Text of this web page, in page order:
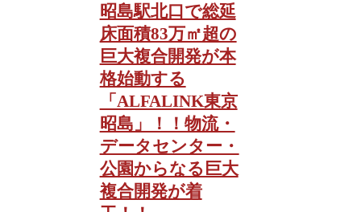
昭島駅北口で総延
床面積83万㎡超の
巨大複合開発が本
格始動する
「ALFALINK東京
昭島」！！物流・
データセンター・
公園からなる巨大
複合開発が着